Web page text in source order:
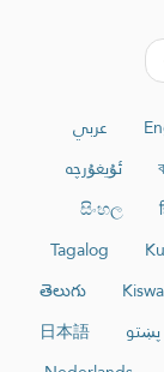
عربي
ئۇيغۇرچە
සිංහල
Tagalog
తెలుగు
日本語
پښتو